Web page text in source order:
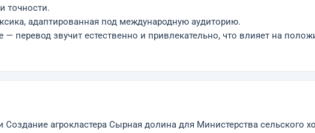
точности.
адаптированная под международную аудиторию.
перевод звучит естественно и привлекательно, что влияет на
агрокластера Сырная долина для Министерства сельского